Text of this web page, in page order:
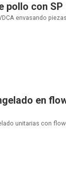
con SP
envasando
en
unitarias con flow-